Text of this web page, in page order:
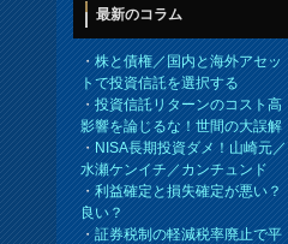
最新のコラム
・株と債権／国内と海外アセッ
トで投資信託を選択する
・投資信託リターンのコスト高
影響を論じるな！世間の大誤解
・NISA長期投資ダメ！山崎元／
水瀬ケンイチ／カンチュンド
・利益確定と損失確定が悪い？
良い？
・証券税制の軽減税率廃止で平